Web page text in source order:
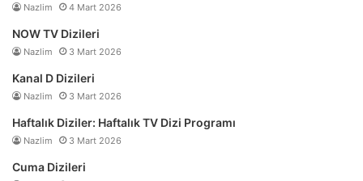
Nazlim 4 Mart 2026
NOW TV Dizileri
Nazlim 3 Mart 2026
Kanal D Dizileri
Nazlim 3 Mart 2026
Haftalık Diziler: Haftalık TV Dizi Programı
Nazlim 3 Mart 2026
Cuma Dizileri